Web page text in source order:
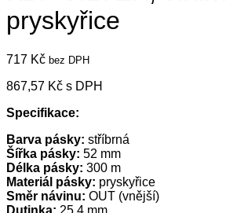
pryskyřice
717 Kč bez DPH
867,57 Kč s DPH
Specifikace:
Barva pásky: stříbrná
Šířka pásky: 52 mm
Délka pásky: 300 m
Materiál pásky: pryskyřice
Směr návinu: OUT (vnější)
Dutinka: 25,4 mm